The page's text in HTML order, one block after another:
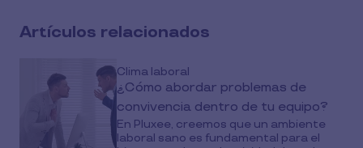
Artículos relacionados
Clima laboral
¿Cómo abordar problemas de
convivencia dentro de tu equipo?
En Pluxee, creemos que un ambiente
laboral sano es fundamental para el